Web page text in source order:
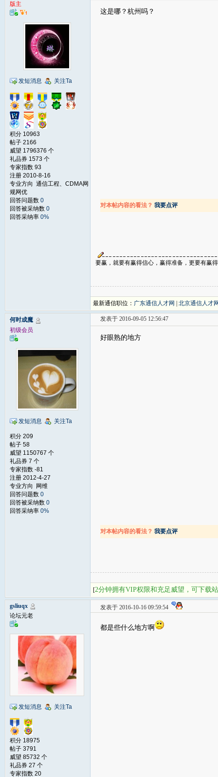
版主
发短消息 关注Ta
积分 10963
帖子 2166
威望 1796376 个
礼品券 1573 个
专家指数 93
注册 2010-8-16
专业方向 通信工程、CDMA网
规网优
回答问题数 0
回答被采纳数 0
回答采纳率 0%
这是哪？杭州吗？
对本帖内容的看法？ 我要点评
要赢，就要有赢得信心，赢得准备，更要有赢
最新通信职位： 广东通信人才网 北京通信人才
何时成魔
初级会员
发短消息 关注Ta
积分 209
帖子 58
威望 1150767 个
礼品券 7 个
专家指数 -81
注册 2012-4-27
专业方向 网维
回答问题数 0
回答被采纳数 0
回答采纳率 0%
发表于 2016-09-05 12:56:47
好眼熟的地方
对本帖内容的看法？ 我要点评
[2分钟拥有VIP权限和充足威望，可下载
gsliuqx
论坛元老
发短消息 关注Ta
积分 18975
帖子 3791
威望 85732 个
礼品券 27 个
专家指数 20
发表于 2016-10-16 09:59:54
都是些什么地方啊